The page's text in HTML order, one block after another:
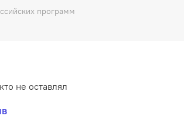
программ
не оставлял